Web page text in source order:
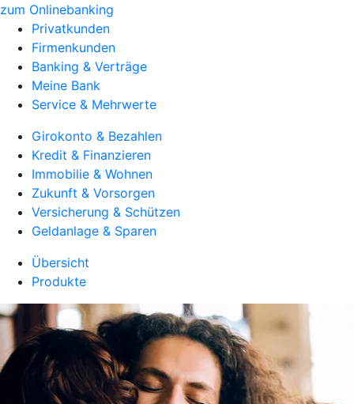
zum Onlinebanking
Privatkunden
Firmenkunden
Banking & Verträge
Meine Bank
Service & Mehrwerte
Girokonto & Bezahlen
Kredit & Finanzieren
Immobilie & Wohnen
Zukunft & Vorsorgen
Versicherung & Schützen
Geldanlage & Sparen
Übersicht
Produkte